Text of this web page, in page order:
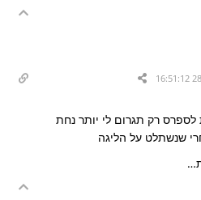
רק תגרום לי יותר נחת
שנשתלט על הליגה